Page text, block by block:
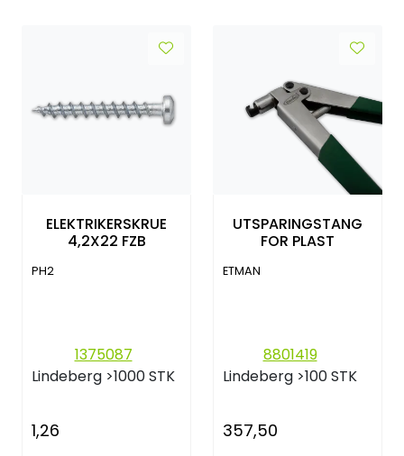
ELEKTRIKERSKRUE
4,2X22 FZB
PH2
1375087
Lindeberg >1000 STK
1,26
UTSPARINGSTANG
FOR PLAST
ETMAN
8801419
Lindeberg >100 STK
357,50